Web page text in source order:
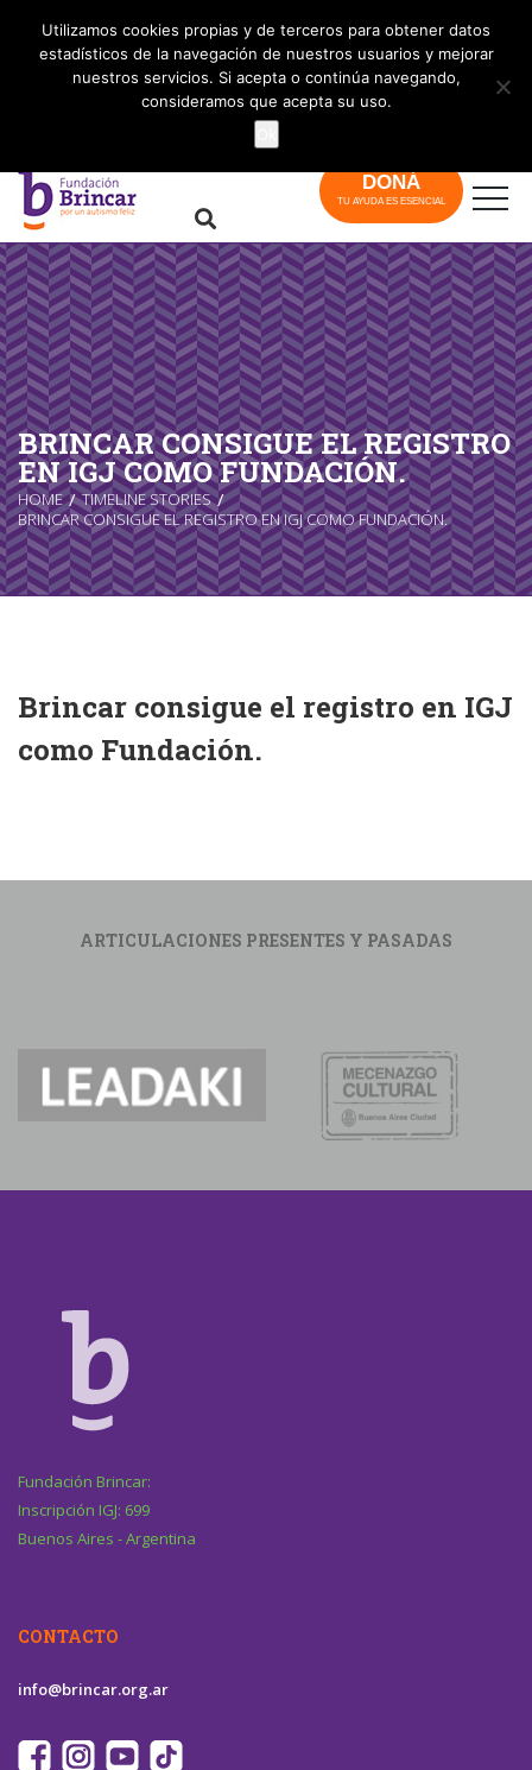
DONÁ
TU AYUDA ES ESENCIAL
BRINCAR CONSIGUE EL REGISTRO
EN IGJ COMO FUNDACIÓN.
HOME
TIMELINE STORIES
BRINCAR CONSIGUE EL REGISTRO EN IGJ COMO FUNDACIÓN.
Brincar consigue el registro en IGJ
como Fundación.
ARTICULACIONES PRESENTES Y PASADAS
Fundación Brincar:
Inscripción IGJ: 699
Buenos Aires - Argentina
CONTACTO
info@brincar.org.ar
Utilizamos cookies propias y de terceros para obtener datos
estadísticos de la navegación de nuestros usuarios y mejorar
nuestros servicios. Si acepta o continúa navegando,
consideramos que acepta su uso.